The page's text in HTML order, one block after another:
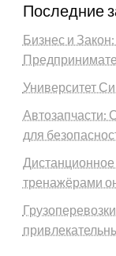
Последние
Бизнес и
Университет
Автозапчасти:
для
Дистанционное
тренажёрами